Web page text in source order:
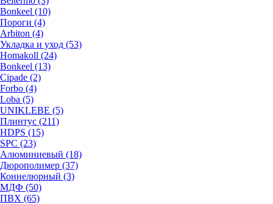
Bonkeel (10)
Пороги (4)
Arbiton (4)
Укладка и уход (53)
Homakoll (24)
Bonkeel (13)
Cipade (2)
Forbo (4)
Loba (5)
UNIKLEBE (5)
Плинтус (211)
HDPS (15)
SPC (23)
Алюминиевый (18)
Дюрополимер (37)
Коннелюрный (3)
МДФ (50)
ПВХ (65)